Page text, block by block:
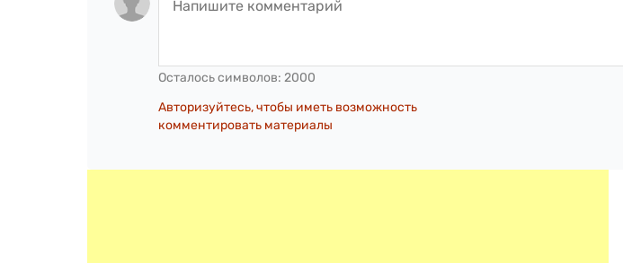
Осталось символов: 2000
Авторизуйтесь, чтобы иметь возможность
комментировать материалы